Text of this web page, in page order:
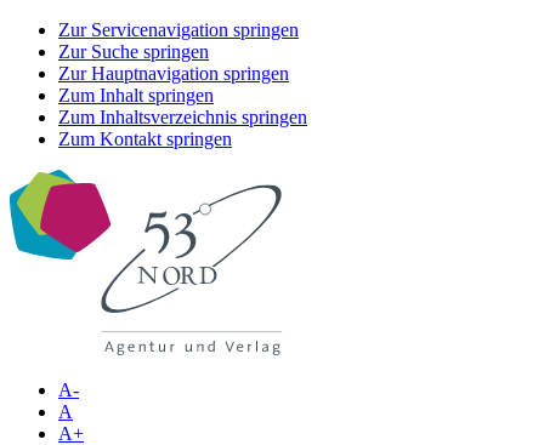
Zur Servicenavigation springen
Zur Suche springen
Zur Hauptnavigation springen
Zum Inhalt springen
Zum Inhaltsverzeichnis springen
Zum Kontakt springen
A-
A
A+